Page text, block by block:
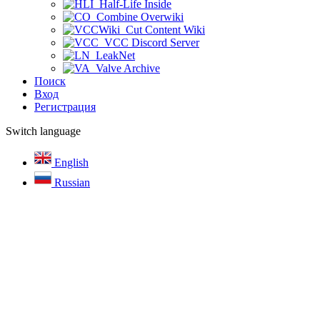
Half-Life Inside
Combine Overwiki
Cut Content Wiki
VCC Discord Server
LeakNet
Valve Archive
Поиск
Вход
Регистрация
Switch language
English
Russian